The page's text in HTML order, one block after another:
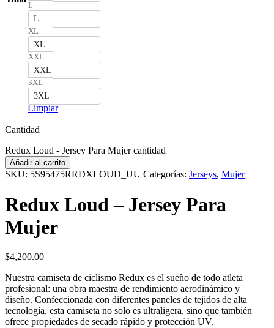
L
L
XL
XL
XXL
XXL
3XL
3XL
Limpiar
Cantidad
Redux Loud - Jersey Para Mujer cantidad
Añadir al carrito
SKU: 5S95475RRDXLOUD_UU Categorías: Jerseys, Mujer
Redux Loud – Jersey Para
Mujer
$4,200.00
Nuestra camiseta de ciclismo Redux es el sueño de todo atleta
profesional: una obra maestra de rendimiento aerodinámico y
diseño. Confeccionada con diferentes paneles de tejidos de alta
tecnología, esta camiseta no solo es ultraligera, sino que también
ofrece propiedades de secado rápido y protección UV.